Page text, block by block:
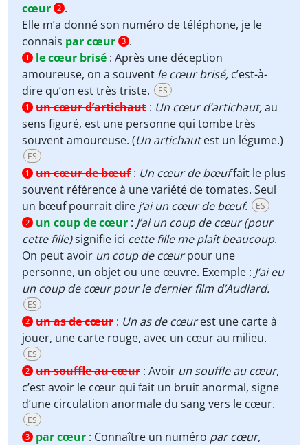
cœur 2 .
Elle m’a donné son numéro de téléphone, je le
connais par cœur 3 .
1 le cœur brisé : Après une déception
amoureuse, on a souvent le cœur brisé, c’est-à-
dire qu’on est très triste.
ES
1 un cœur d’artichaut : Un cœur d’artichaut,au
sens figuré, est une personne qui tombe très
souvent amoureuse. (Un artichautest un légume.)
ES
1 un cœur de bœuf: Un cœur de bœuffait le plus
souvent référence à une variété de tomates. Seul
un bœuf pourrait dire j’ai un cœur de bœuf. ES
2 un coup de cœur : J’ai un coup de cœur (pour
cette fille)signifie ici cette fille me plaît beaucoup.
On peut avoir un coup de cœurpour une
personne, un objet ou une œuvre. Exemple : J’ai eu
un coup de cœur pour le dernier film d’Audiard.
ES
2 un as de cœur : Un as de cœurest une carte à
jouer, une carte rouge, avec un cœur au milieu.
ES
2 un souffle au cœur : Avoir un souffle au cœur,
c’est avoir le cœur qui fait un bruit anormal, signe
d’une circulation anormale du sang vers le cœur.
ES
3 par cœur : Connaître un numéro par cœur,